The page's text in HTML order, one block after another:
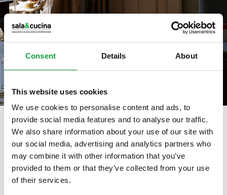
Consent Details About
This website uses cookies
We use cookies to personalise content and ads, to
provide social media features and to analyse our traffic.
We also share information about your use of our site with
our social media, advertising and analytics partners who
may combine it with other information that you’ve
provided to them or that they’ve collected from your use
of their services.
tag directory > omar palermo
Omar Palermo